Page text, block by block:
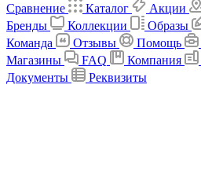
Сравнение
Каталог Акции
Бренды
Коллекции Образы
Команда
Отзывы Помощь
Магазины
FAQ Компания
Документы
Реквизиты